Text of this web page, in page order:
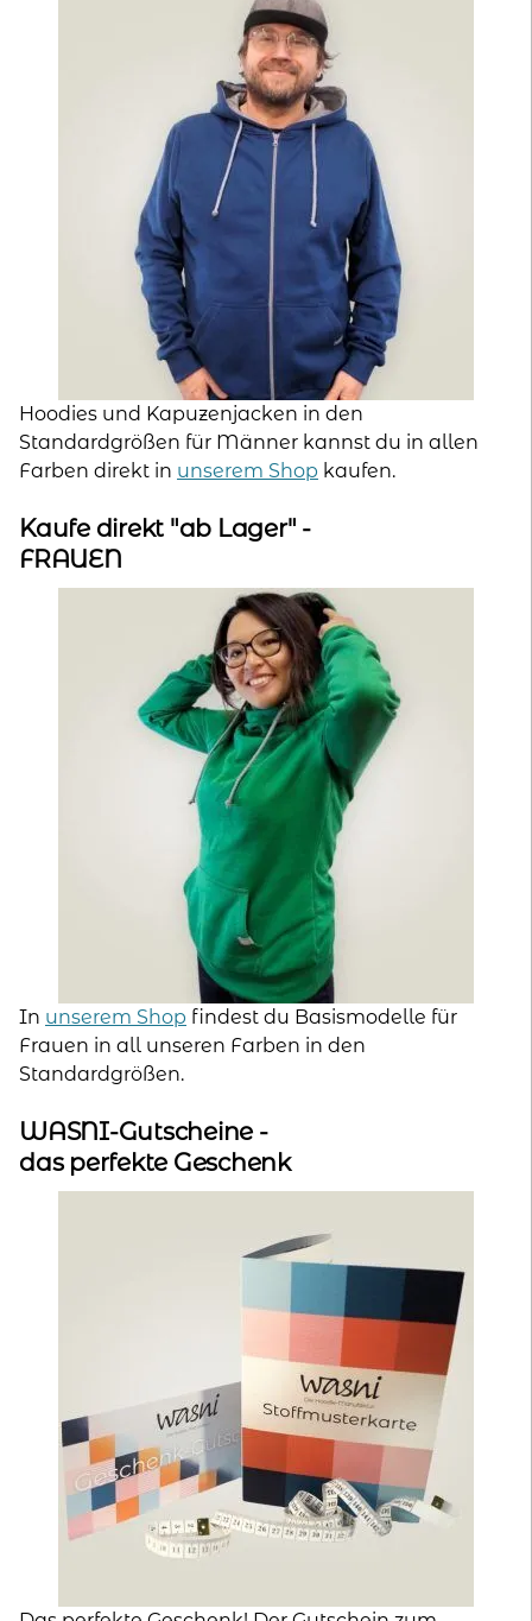
Hoodies und Kapuzenjacken in den
Standardgrößen für Männer kannst du in allen
Farben direkt in unserem Shop kaufen.
Kaufe direkt "ab Lager" -
FRAUEN
In unserem Shop findest du Basismodelle für
Frauen in all unseren Farben in den
Standardgrößen.
WASNI-Gutscheine -
das perfekte Geschenk